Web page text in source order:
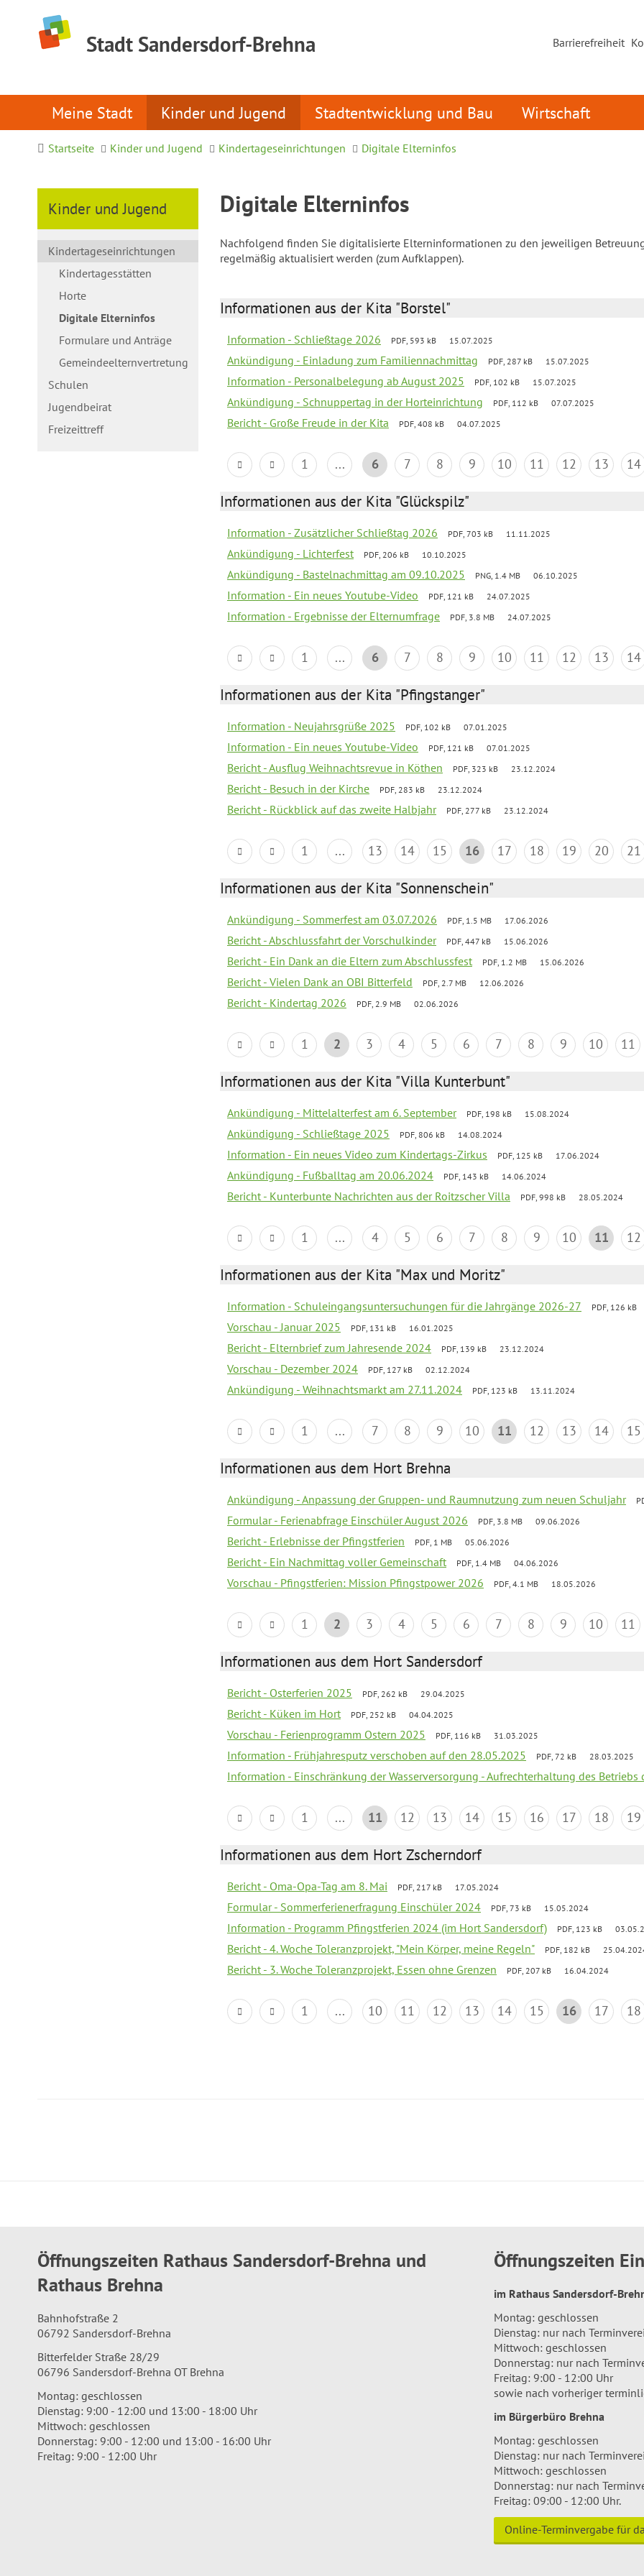
Stadt Sandersdorf-Brehna Barrierefreiheit
Meine Stadt Kinder und Jugend Stadtentwicklung und Bau Wirtschaft
Startseite Kinder und Jugend Kindertageseinrichtungen Digitale Elterninfos
Kinder und Jugend
Kindertageseinrichtungen
Kindertagesstätten
Horte
Digitale Elterninfos
Formulare und Anträge
Gemeindeelternvertretung
Schulen
Jugendbeirat
Freizeittreff
Digitale Elterninfos
Nachfolgend finden Sie digitalisierte Elterninformationen zu den jeweiligen
regelmäßig aktualisiert werden (zum Aufklappen).
Informationen aus der Kita "Borstel"
Information - Schließtage 2026 PDF, 593 kB 15.07.2025
Ankündigung - Einladung zum Familiennachmittag PDF, 287 kB 15.07.2025
Information - Personalbelegung ab August 2025 PDF, 102 kB 15.07.2025
Ankündigung - Schnuppertag in der Horteinrichtung PDF, 112 kB 07.07.2025
Bericht - Große Freude in der Kita PDF, 408 kB 04.07.2025
1 ... 6 7 8 9 10 11 12 13 14
Informationen aus der Kita "Glückspilz"
Information - Zusätzlicher Schließtag 2026 PDF, 703 kB 11.11.2025
Ankündigung - Lichterfest PDF, 206 kB 10.10.2025
Ankündigung - Bastelnachmittag am 09.10.2025 PNG, 1.4 MB 06.10.2025
Information - Ein neues Youtube-Video PDF, 121 kB 24.07.2025
Information - Ergebnisse der Elternumfrage PDF, 3.8 MB 24.07.2025
1 ... 6 7 8 9 10 11 12 13 14
Informationen aus der Kita "Pfingstanger"
Information - Neujahrsgrüße 2025 PDF, 102 kB 07.01.2025
Information - Ein neues Youtube-Video PDF, 121 kB 07.01.2025
Bericht - Ausflug Weihnachtsrevue in Köthen PDF, 323 kB 23.12.2024
Bericht - Besuch in der Kirche PDF, 283 kB 23.12.2024
Bericht - Rückblick auf das zweite Halbjahr PDF, 277 kB 23.12.2024
1 ... 13 14 15 16 17 18 19 20 21
Informationen aus der Kita "Sonnenschein"
Ankündigung - Sommerfest am 03.07.2026 PDF, 1.5 MB 17.06.2026
Bericht - Abschlussfahrt der Vorschulkinder PDF, 447 kB 15.06.2026
Bericht - Ein Dank an die Eltern zum Abschlussfest PDF, 1.2 MB 15.06.2026
Bericht - Vielen Dank an OBI Bitterfeld PDF, 2.7 MB 12.06.2026
Bericht - Kindertag 2026 PDF, 2.9 MB 02.06.2026
1 2 3 4 5 6 7 8 9 10 11
Informationen aus der Kita "Villa Kunterbunt"
Ankündigung - Mittelalterfest am 6. September PDF, 198 kB 15.08.2024
Ankündigung - Schließtage 2025 PDF, 806 kB 14.08.2024
Information - Ein neues Video zum Kindertags-Zirkus PDF, 125 kB 17.06.2024
Ankündigung - Fußballtag am 20.06.2024 PDF, 143 kB 14.06.2024
Bericht - Kunterbunte Nachrichten aus der Roitzscher Villa PDF, 998 kB 28.05.2024
1 ... 4 5 6 7 8 9 10 11 12
Informationen aus der Kita "Max und Moritz"
Information - Schuleingangsuntersuchungen für die Jahrgänge 2026-27 PDF, 126 kB
Vorschau - Januar 2025 PDF, 131 kB 16.01.2025
Bericht - Elternbrief zum Jahresende 2024 PDF, 139 kB 23.12.2024
Vorschau - Dezember 2024 PDF, 127 kB 02.12.2024
Ankündigung - Weihnachtsmarkt am 27.11.2024 PDF, 123 kB 13.11.2024
1 ... 7 8 9 10 11 12 13 14 15
Informationen aus dem Hort Brehna
Ankündigung - Anpassung der Gruppen- und Raumnutzung zum neuen Schuljahr
Formular - Ferienabfrage Einschüler August 2026 PDF, 3.8 MB 09.06.2026
Bericht - Erlebnisse der Pfingstferien PDF, 1 MB 05.06.2026
Bericht - Ein Nachmittag voller Gemeinschaft PDF, 1.4 MB 04.06.2026
Vorschau - Pfingstferien: Mission Pfingstpower 2026 PDF, 4.1 MB 18.05.2026
1 2 3 4 5 6 7 8 9 10 11
Informationen aus dem Hort Sandersdorf
Bericht - Osterferien 2025 PDF, 262 kB 29.04.2025
Bericht - Küken im Hort PDF, 252 kB 04.04.2025
Vorschau - Ferienprogramm Ostern 2025 PDF, 116 kB 31.03.2025
Information - Frühjahresputz verschoben auf den 28.05.2025 PDF, 72 kB 28.03.2025
Information - Einschränkung der Wasserversorgung - Aufrechterhaltung des Betriebs
1 ... 11 12 13 14 15 16 17 18 19
Informationen aus dem Hort Zscherndorf
Bericht - Oma-Opa-Tag am 8. Mai PDF, 217 kB 17.05.2024
Formular - Sommerferienerfragung Einschüler 2024 PDF, 73 kB 15.05.2024
Information - Programm Pfingstferien 2024 (im Hort Sandersdorf) PDF, 123 kB
Bericht - 4. Woche Toleranzprojekt, "Mein Körper, meine Regeln" PDF, 182 kB
Bericht - 3. Woche Toleranzprojekt, Essen ohne Grenzen PDF, 207 kB 16.04.2024
1 ... 10 11 12 13 14 15 16 17 18
Öffnungszeiten Rathaus Sandersdorf-Brehna und
Rathaus Brehna
Bahnhofstraße 2
06792 Sandersdorf-Brehna
Bitterfelder Straße 28/29
06796 Sandersdorf-Brehna OT Brehna
Montag: geschlossen
Dienstag: 9:00 - 12:00 und 13:00 - 18:00 Uhr
Mittwoch: geschlossen
Donnerstag: 9:00 - 12:00 und 13:00 - 16:00 Uhr
Freitag: 9:00 - 12:00 Uhr
Öffnungszeiten
im Rathaus Sandersdorf-
Montag: geschlossen
Dienstag: nur nach
Mittwoch: geschlossen
Donnerstag: nur nach
Freitag: 9:00 - 12:00 Uhr
sowie nach vorheriger
im Bürgerbüro Brehna
Montag: geschlossen
Dienstag: nur nach
Mittwoch: geschlossen
Donnerstag: nur nach
Freitag: 09:00 - 12:00 Uhr.
Online-Terminvergabe für